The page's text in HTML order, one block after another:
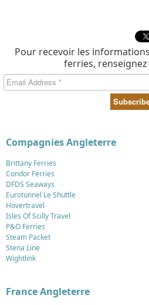
Pour recevoir les
ferries,
Compagnies Angleterre
Brittany Ferries
Condor Ferries
DFDS Seaways
Eurotunnel Le Shuttle
Hovertravel
Isles Of Scilly Travel
P&O Ferries
Steam Packet
Stena Line
Wightlink
France Angleterre